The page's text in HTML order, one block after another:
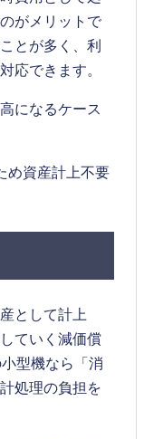
がメリットで
とが多く、利
応できます。
になるケース
め資産計上不要
として計上
ていく減価償
型機なら「消
処理の負担を